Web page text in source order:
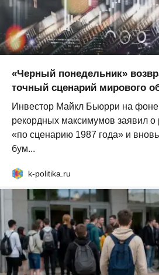
«Черный понедельник»
точный сценарий мирового
Инвестор Майкл Бьюрри на фоне
рекордных максимумов заявил о
«по сценарию 1987 года» и
бум...
k-politika.ru